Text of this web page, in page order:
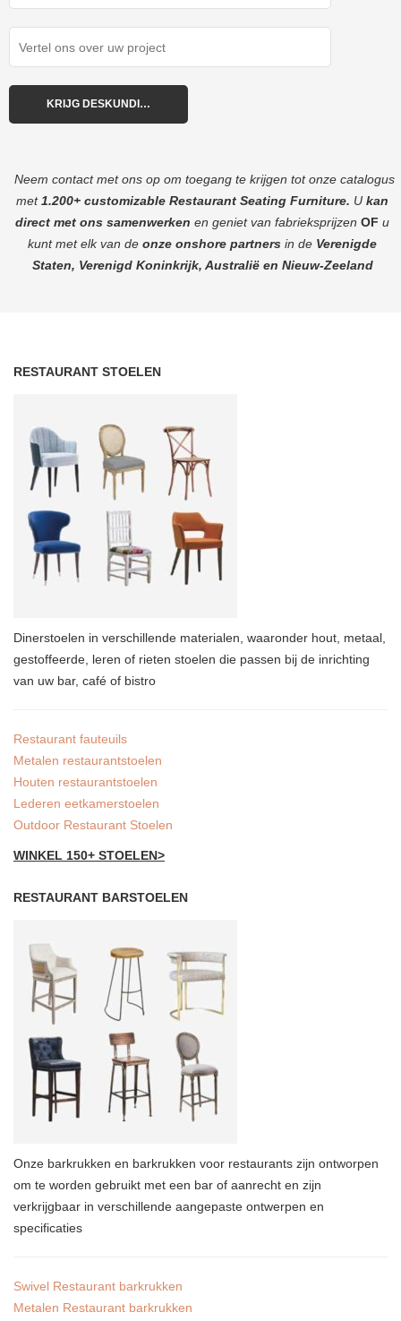
Neem contact met ons op om toegang te krijgen tot onze catalogus
met1.200+ customizable Restaurant Seating Furniture. U kan
direct met ons samenwerken en geniet van fabrieksprijzen OF u
kunt met elk van de onze onshore partners in de Verenigde
Staten, Verenigd Koninkrijk, Australië en Nieuw-Zeeland
RESTAURANT STOELEN
Dinerstoelen in verschillende materialen, waaronder hout, metaal,
gestoffeerde, leren of rieten stoelen die passen bij de inrichting
van uw bar, café of bistro
Restaurant fauteuils
Metalen restaurantstoelen
Houten restaurantstoelen
Lederen eetkamerstoelen
Outdoor Restaurant Stoelen
WINKEL 150+ STOELEN>
RESTAURANT BARSTOELEN
Onze barkrukken en barkrukken voor restaurants zijn ontworpen
om te worden gebruikt met een bar of aanrecht en zijn
verkrijgbaar in verschillende aangepaste ontwerpen en
specificaties
Swivel Restaurant barkrukken
Metalen Restaurant barkrukken